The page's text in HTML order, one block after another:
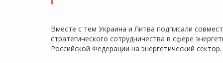
Вместе с тем Украина и Литва подписали
стратегического сотрудничества в сфере
Российской Федерации на энергетический сектор.